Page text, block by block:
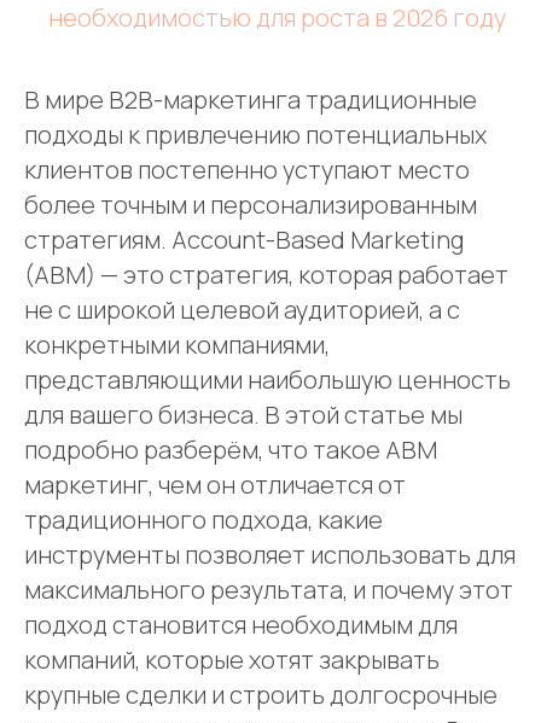
необходимостью для роста в 2026 году
В мире B2B-маркетинга традиционные
подходы к привлечению потенциальных
клиентов постепенно уступают место
более точным и персонализированным
стратегиям. Account-Based Marketing
(ABM) — это стратегия, которая работает
не с широкой целевой аудиторией, а с
конкретными компаниями,
представляющими наибольшую ценность
для вашего бизнеса. В этой статье мы
подробно разберём, что такое ABM
маркетинг, чем он отличается от
традиционного подхода, какие
инструменты позволяет использовать для
максимального результата, и почему этот
подход становится необходимым для
компаний, которые хотят закрывать
крупные сделки и строить долгосрочные